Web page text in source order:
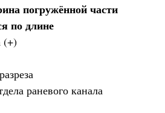
погружённой части
по длине
(+)
раневого канала